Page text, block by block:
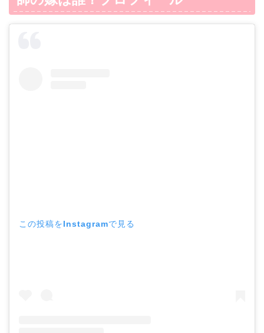
この投稿をInstagramで見る